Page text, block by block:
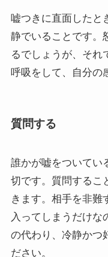
嘘つきに直面したと
静でいることです。
るでしょうが、それ
呼吸をして、自分の
質問する
誰かが嘘をついてい
切です。質問するこ
きます。相手を非難
入ってしまうだけな
の代わり、冷静かつ
ださい。